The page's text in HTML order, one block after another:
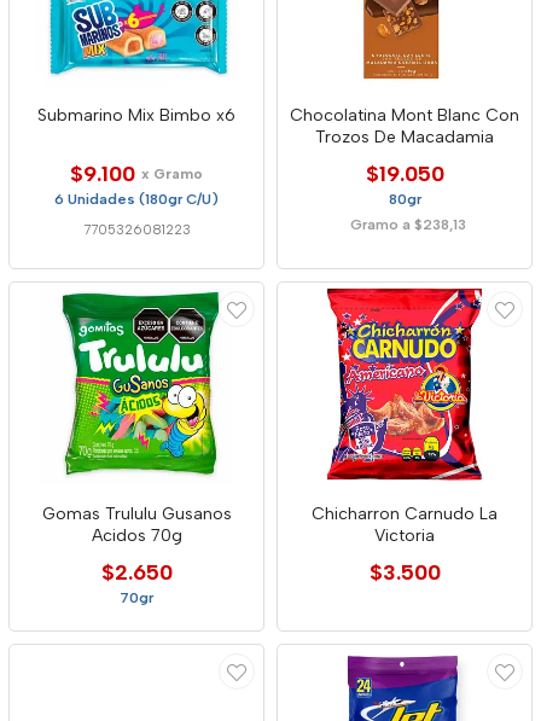
Submarino Mix Bimbo x6
$9.100 x Gramo
6 Unidades (180gr C/U)
7705326081223
Chocolatina Mont Blanc Con
Trozos De Macadamia
$19.050
80gr
Gramo a $238,13
Gomas Trululu Gusanos
Acidos 70g
$2.650
70gr
Chicharron Carnudo La
Victoria
$3.500